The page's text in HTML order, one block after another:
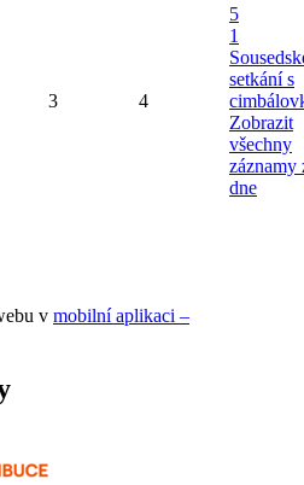
3 4
5
1
setkání s
Zobrazit
všechny
záznamy
dne
v mobilní aplikaci –